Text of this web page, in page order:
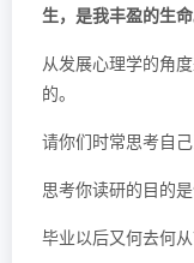
生，是我丰盈的生命
从发展心理学的角
的。
请你们时常思考自
思考你读研的目的是
毕业以后又何去何从